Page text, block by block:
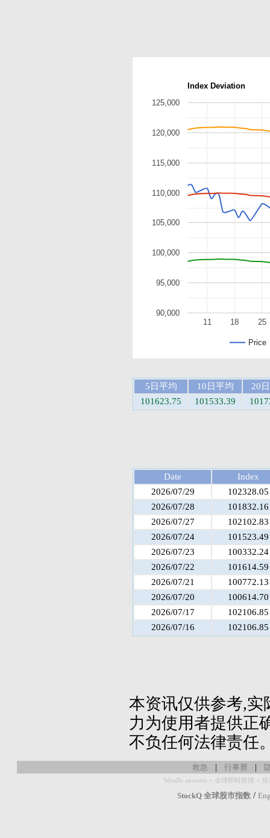
Index Deviation
Price
11 18 25
90,000
95,000
100,000
105,000
110,000
115,000
120,000
125,000
5日平均 10日平均
20
101623.75
101533.39
Date
Index
2026/07/29
102328.05
2026/07/28
101832.16
2026/07/27
102102.83
2026/07/24
101523.49
2026/07/23
100332.24
2026/07/22
101614.59
2026/07/21
100772.13
2026/07/20
100614.70
2026/07/17
102106.85
2026/07/16
102106.85
本资讯仅供参考,实
力为使用者提供正
不负任何法律责任
救急 | 行事曆 |
Wordle answers - 全球即时疫情 -
StockQ 全球股市指数 /